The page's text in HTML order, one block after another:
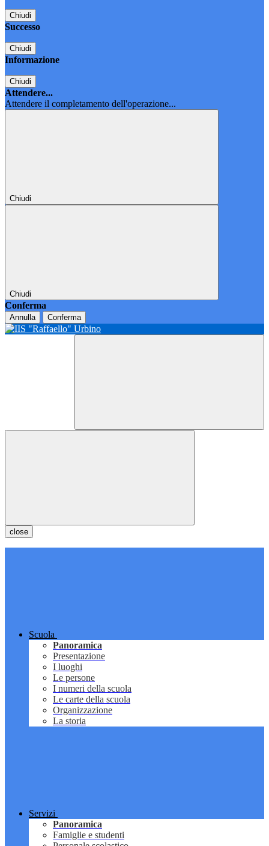
Chiudi
Successo
Chiudi
Informazione
Chiudi
Attendere...
Attendere il completamento dell'operazione...
Chiudi
Chiudi
Conferma
Annulla Conferma
close
Scuola
Panoramica
Presentazione
I luoghi
Le persone
I numeri della scuola
Le carte della scuola
Organizzazione
La storia
Servizi
Panoramica
Famiglie e studenti